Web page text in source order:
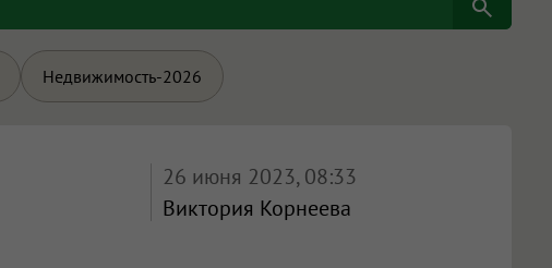
Недвижимость-2026
26 июня 2023, 08:33
Виктория Корнеева